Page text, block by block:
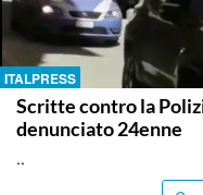
ITALPRESS
Scritte contro la
denunciato 24enne
..